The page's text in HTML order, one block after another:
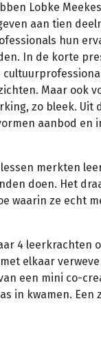
Lobke
aan tien
hun
In de korte
Maar ook
zo bleek.
aanbod en
merkten
doen. Het
waarin ze echt
4 leerkrachten
elkaar
een mini co-
in kwamen. Een